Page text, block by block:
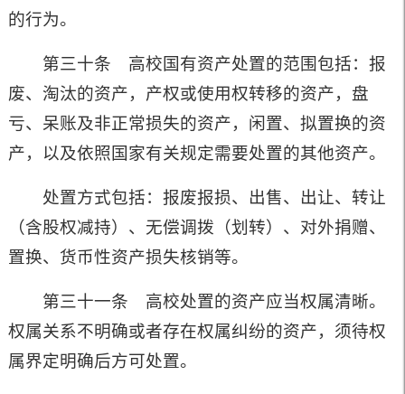
的行为。
第三十条 高校国有资产处置的范围包括：报
废、淘汰的资产，产权或使用权转移的资产，盘
亏、呆账及非正常损失的资产，闲置、拟置换的资
产，以及依照国家有关规定需要处置的其他资产。
处置方式包括：报废报损、出售、出让、转让
（含股权减持）、无偿调拨（划转）、对外捐赠、
置换、货币性资产损失核销等。
第三十一条 高校处置的资产应当权属清晰。
权属关系不明确或者存在权属纠纷的资产，须待权
属界定明确后方可处置。